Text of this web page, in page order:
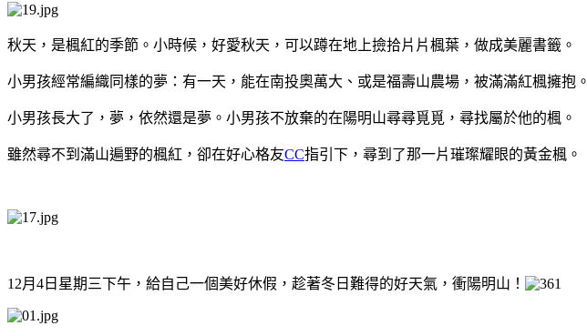
秋天，是楓紅的季節。小時候，好愛秋天，可以蹲在地上撿拾片片楓葉，做成美麗書籤。
小男孩經常編織同樣的夢：有一天，能在南投奧萬大、或是福壽山農場，被滿滿紅楓擁抱。
小男孩長大了，夢，依然還是夢。小男孩不放棄的在陽明山尋尋覓覓，尋找屬於他的楓。
雖然尋不到滿山遍野的楓紅，卻在好心格友CC指引下，尋到了那一片璀璨耀眼的黃金楓。
12月4日星期三下午，給自己一個美好休假，趁著冬日難得的好天氣，衝陽明山！